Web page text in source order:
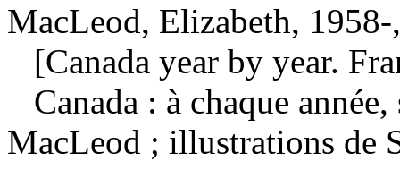
MacLeod, Elizabeth, 1958-
[Canada year by year.
Canada : à chaque
MacLeod ; illustrations de